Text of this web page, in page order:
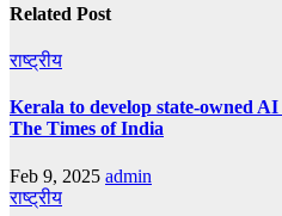
Related Post
राष्ट्रीय
Kerala to develop state-owned
The Times of India
Feb 9, 2025 admin
राष्ट्रीय